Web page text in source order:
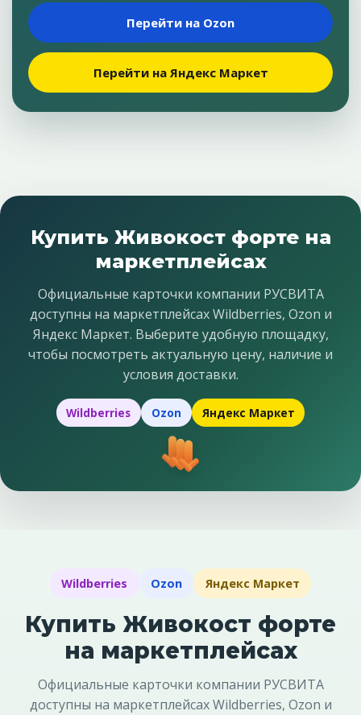
Перейти на Ozon
Перейти на Яндекс Маркет
Купить Живокост форте на
маркетплейсах
Официальные карточки компании РУСВИТА
доступны на маркетплейсах Wildberries, Ozon и
Яндекс Маркет. Выберите удобную площадку,
чтобы посмотреть актуальную цену, наличие и
условия доставки.
Wildberries Ozon Яндекс Маркет
Wildberries Ozon Яндекс Маркет
Купить Живокост форте
на маркетплейсах
Официальные карточки компании РУСВИТА
доступны на маркетплейсах Wildberries, Ozon и